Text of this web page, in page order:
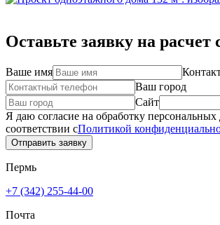
Оставьте заявку на расчет
Ваше имя
Ваш город
Сайт
Я даю согласие на обработку
соответствии сПолитикой
Отправить заявку
Пермь
+7 (342) 255-44-00
Почта